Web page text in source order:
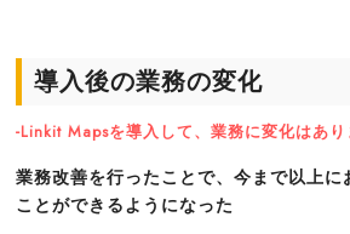
導入後の業務の変化
-Linkit Mapsを導入して、業務に変化はあり
業務改善を行ったことで、今まで以上に
ことができるようになった